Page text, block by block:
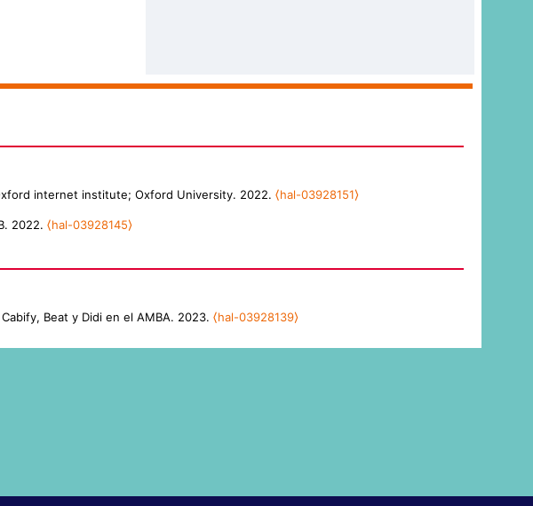
internet institute; Oxford University. 2022. ⟨hal-03928151⟩
2022. ⟨hal-03928145⟩
Beat y Didi en el AMBA. 2023. ⟨hal-03928139⟩